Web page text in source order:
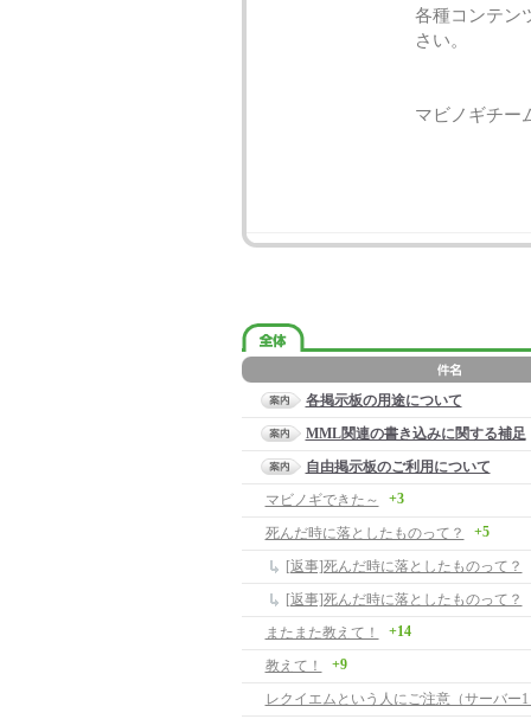
各種コンテン
さい。
マビノギチー
各掲示板の用途について
MML関連の書き込みに関する補足
自由掲示板のご利用について
マビノギできた～
+3
死んだ時に落としたものって？ +5
[返事]死んだ時に落としたものって？
[返事]死んだ時に落としたものって？
またまた教えて！
+14
教えて！ +9
レクイエムという人にご注意（サーバー1